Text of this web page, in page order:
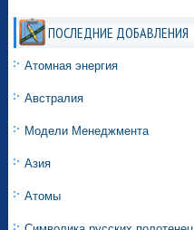
ПОСЛЕДНИЕ ДОБАВЛЕНИЯ
Атомная энергия
Австралия
Модели Менеджмента
Азия
Атомы